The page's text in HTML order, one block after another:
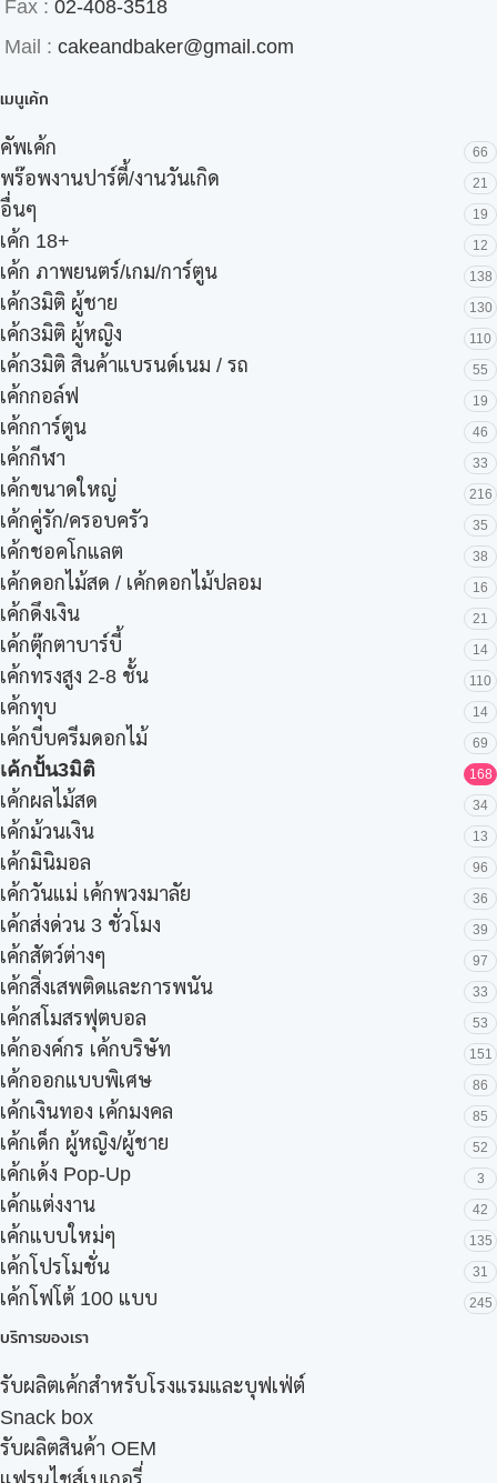
Fax : 02-408-3518
Mail : cakeandbaker@gmail.com
เมนูเค้ก
คัพเค้ก 66
พร๊อพงานปาร์ตี้/งานวันเกิด 21
อื่นๆ 19
เค้ก 18+ 12
เค้ก ภาพยนตร์/เกม/การ์ตูน 138
เค้ก3มิติ ผู้ชาย 130
เค้ก3มิติ ผู้หญิง 110
เค้ก3มิติ สินค้าแบรนด์เนม / รถ 55
เค้กกอล์ฟ 19
เค้กการ์ตูน 46
เค้กกีฬา 33
เค้กขนาดใหญ่ 216
เค้กคู่รัก/ครอบครัว 35
เค้กชอคโกแลต 38
เค้กดอกไม้สด / เค้กดอกไม้ปลอม 16
เค้กดึงเงิน 21
เค้กตุ๊กตาบาร์บี้ 14
เค้กทรงสูง 2-8 ชั้น 110
เค้กทุบ 14
เค้กบีบครีมดอกไม้ 69
เค้กปั้น3มิติ 168
เค้กผลไม้สด 34
เค้กม้วนเงิน 13
เค้กมินิมอล 96
เค้กวันแม่ เค้กพวงมาลัย 36
เค้กส่งด่วน 3 ชั่วโมง 39
เค้กสัตว์ต่างๆ 97
เค้กสิ่งเสพติดและการพนัน 33
เค้กสโมสรฟุตบอล 53
เค้กองค์กร เค้กบริษัท 151
เค้กออกแบบพิเศษ 86
เค้กเงินทอง เค้กมงคล 85
เค้กเด็ก ผู้หญิง/ผู้ชาย 52
เค้กเด้ง Pop-Up 3
เค้กแต่งงาน 42
เค้กแบบใหม่ๆ 135
เค้กโปรโมชั่น 31
เค้กโฟโต้ 100 แบบ 245
บริการของเรา
รับผลิตเค้กสำหรับโรงแรมและบุฟเฟ่ต์
Snack box
รับผลิตสินค้า OEM